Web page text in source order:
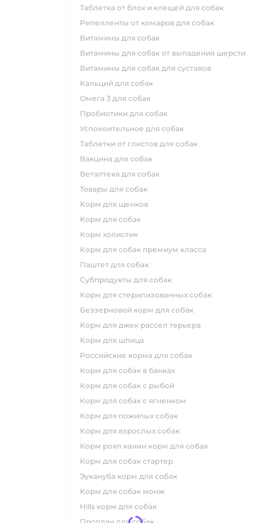
таблетка от блох и клещей для собак
репелленты от комаров для собак
витамины для собак
витамины для собак от выпадения шерсти
витамины для собак для суставов
кальций для собак
омега 3 для собак
пробиотики для собак
успокоительное для собак
таблетки от глистов для собак
вакцина для собак
ветаптека для собак
товары для собак
корм для щенков
корм для собак
корм холистик
корм для собак премиум класса
паштет для собак
субпродукты для собак
корм для стерилизованных собак
беззерновой корм для собак
корм для джек рассел терьера
корм для шпица
российские корма для собак
корм для собак в банках
корм для собак с рыбой
корм для собак с ягненком
корм для пожилых собак
корм для взрослых собак
корм роял канин корм для собак
корм для собак стартер
эукануба корм для собак
корм для собак монж
hills корм для собак